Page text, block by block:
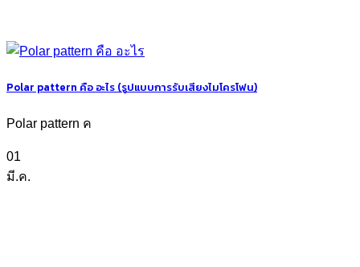
Polar pattern คือ อะไร (รูปแบบการรับเสียงไมโครโฟน)
Polar pattern ค
01
มี.ค.